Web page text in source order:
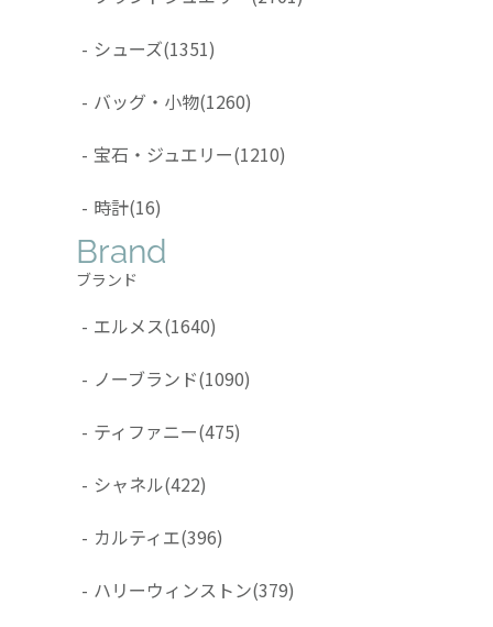
- シューズ(1351)
- バッグ・小物(1260)
- 宝石・ジュエリー(1210)
- 時計(16)
Brand
ブランド
- エルメス(1640)
- ノーブランド(1090)
- ティファニー(475)
- シャネル(422)
- カルティエ(396)
- ハリーウィンストン(379)